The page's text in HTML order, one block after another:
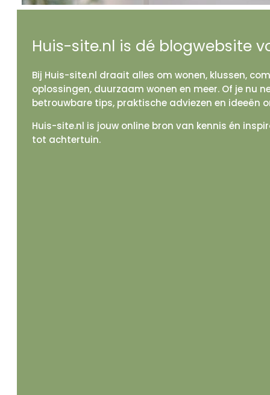
Huis-site.nl is dé blogwebsite
Bij Huis-site.nl draait alles om wonen, klussen,
oplossingen, duurzaam wonen en meer. Of je nu
betrouwbare tips, praktische adviezen en ideeën
Huis-site.nl is jouw online bron van kennis én
tot achtertuin.